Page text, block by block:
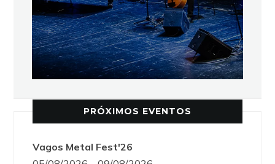
PRÓXIMOS EVENTOS
Vagos Metal Fest'26